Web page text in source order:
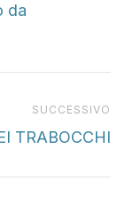
da
SUCCESSIVO
TRABOCCHI